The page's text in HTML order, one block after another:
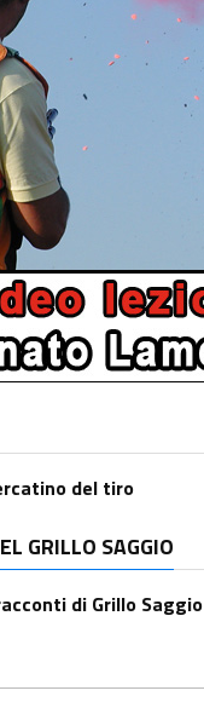
del tiro
GRILLO SAGGIO
di Grillo Saggio